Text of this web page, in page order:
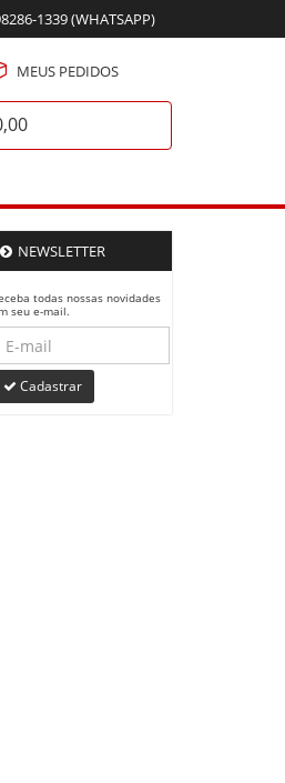
1339 (WHATSAPP)
MEUS PEDIDOS
NEWSLETTER
todas nossas novidades
seu e-mail.
Cadastrar